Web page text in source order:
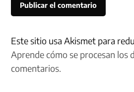
Este sitio usa Akismet para
Aprende cómo se procesan los
comentarios.